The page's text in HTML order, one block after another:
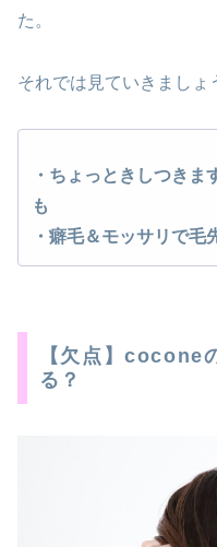
た。
それでは見ていきましょ
・ちょっときしつき ま
も
・癖毛＆モッサリで毛
【欠点】cocone
る？